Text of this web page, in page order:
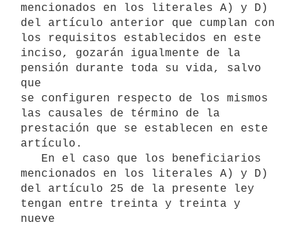
mencionados en los literales A) y D)
del artículo anterior que cumplan con
los requisitos establecidos en este
inciso, gozarán igualmente de la
pensión durante toda su vida, salvo
que
se configuren respecto de los mismos
las causales de término de la
prestación que se establecen en este
artículo.
mencionados en los literales A) y D)
del artículo 25 de la presente ley
tengan entre treinta y treinta y
nueve